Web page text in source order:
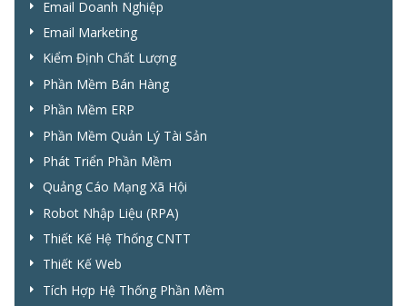
Email Doanh Nghiệp
Email Marketing
Kiểm Định Chất Lượng
Phần Mềm Bán Hàng
Phần Mềm ERP
Phần Mềm Quản Lý Tài Sản
Phát Triển Phần Mềm
Quảng Cáo Mạng Xã Hội
Robot Nhập Liệu (RPA)
Thiết Kế Hệ Thống CNTT
Thiết Kế Web
Tích Hợp Hệ Thống Phần Mềm